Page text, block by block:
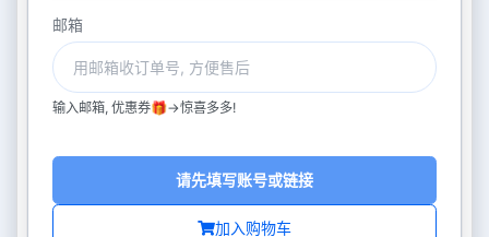
邮箱
输入邮箱, 优惠券🎁->惊喜多多!
加入购物车
请先填写账号或链接